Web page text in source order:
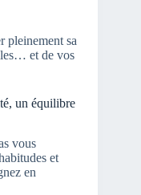
pleinement sa
et de vos
un équilibre
vous
et
en